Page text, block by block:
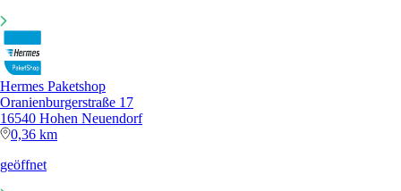
Hermes Paketshop
Oranienburgerstraße 17
16540 Hohen Neuendorf
0,36 km
geöffnet